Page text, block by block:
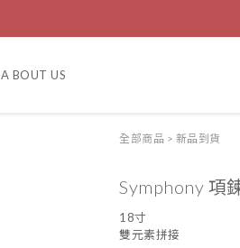
A BOUT US
全部商品 > 新品到貨
Symphony 項
18寸
雙元素拼接